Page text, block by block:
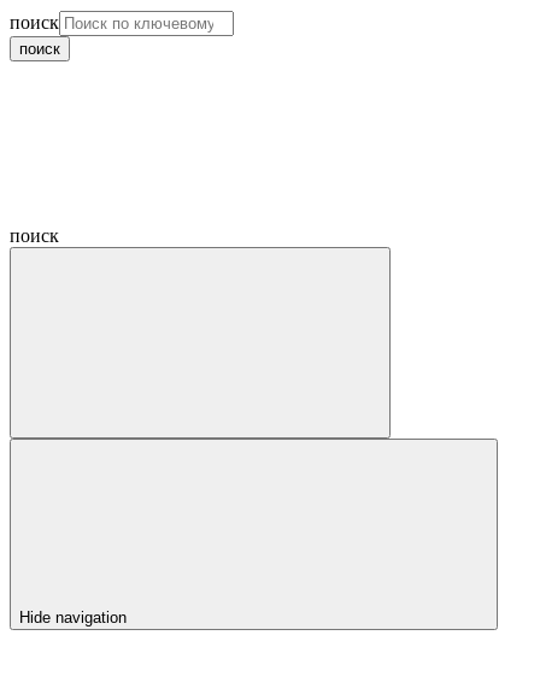
поиск
поиск
Hide navigation